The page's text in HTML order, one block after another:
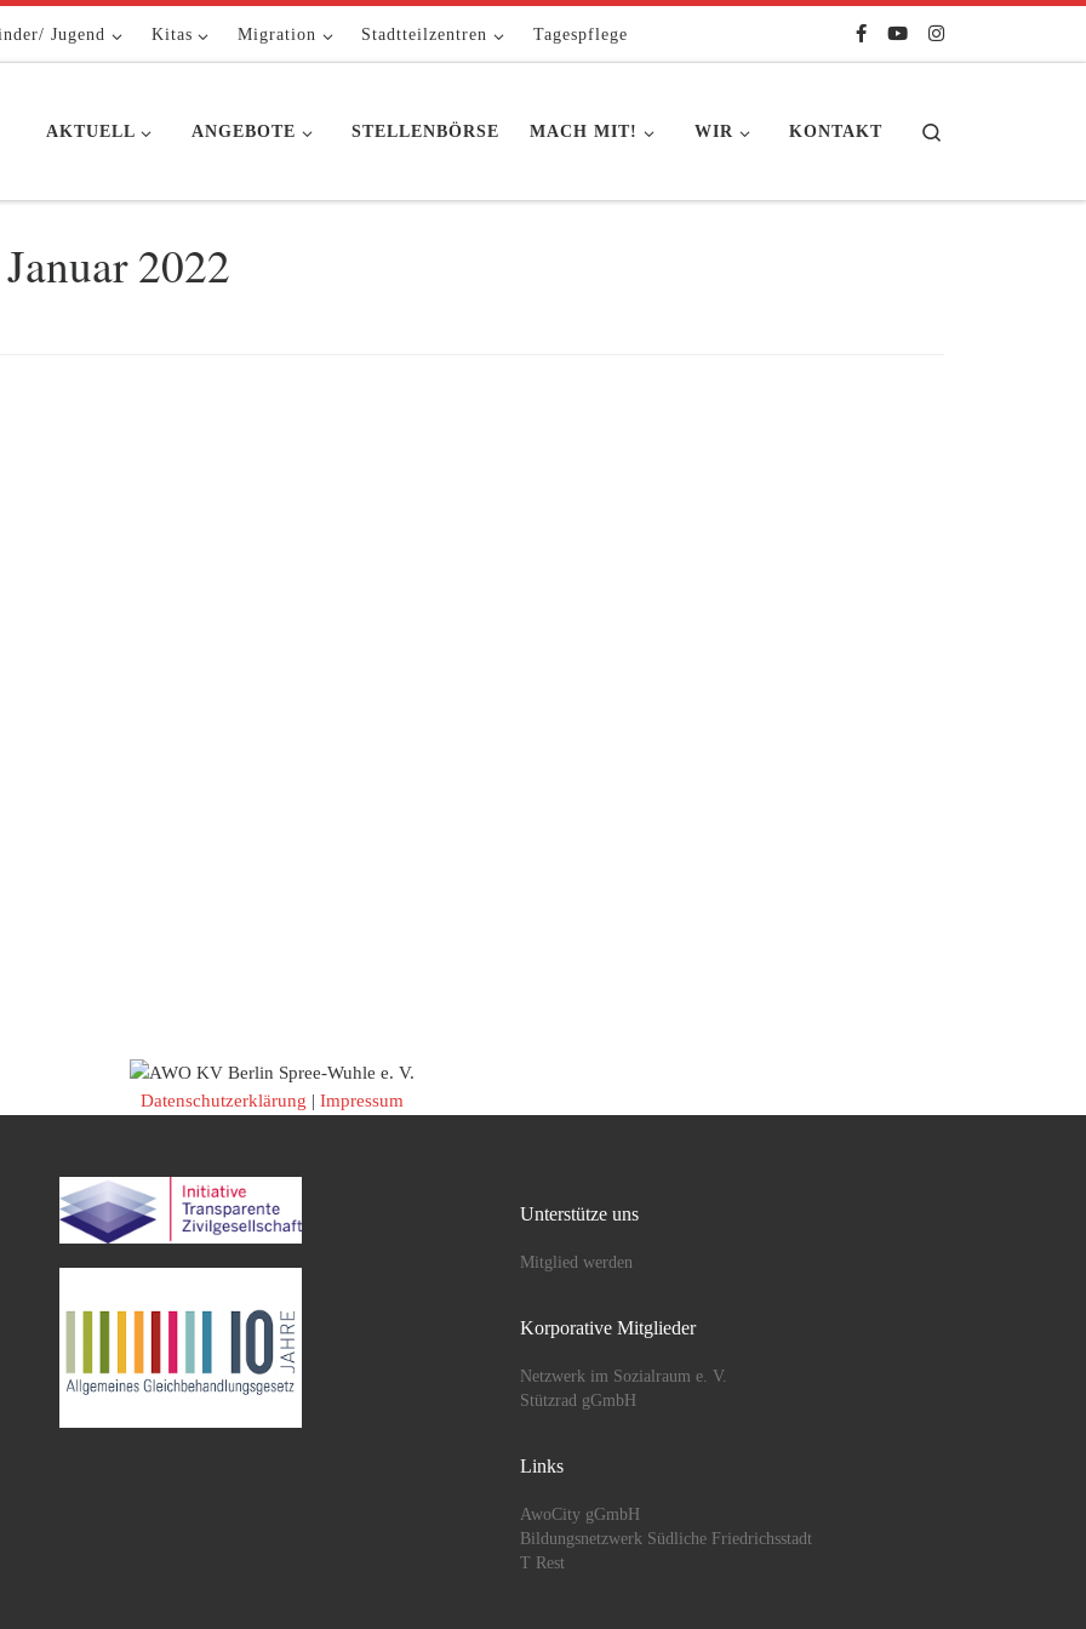
Jugend Kitas Migration Stadtteilzentren Tagespflege
AKTUELL ANGEBOTE STELLENBÖRSE MACH MIT! WIR KONTAKT
2022
Datenschutzerklärung | Impressum
Unterstütze uns
Mitglied werden
Korporative Mitglieder
Netzwerk im Sozialraum e. V.
Stützrad gGmbH
Links
AwoCity gGmbH
Bildungsnetzwerk Südliche Friedrichsstadt
T Rest